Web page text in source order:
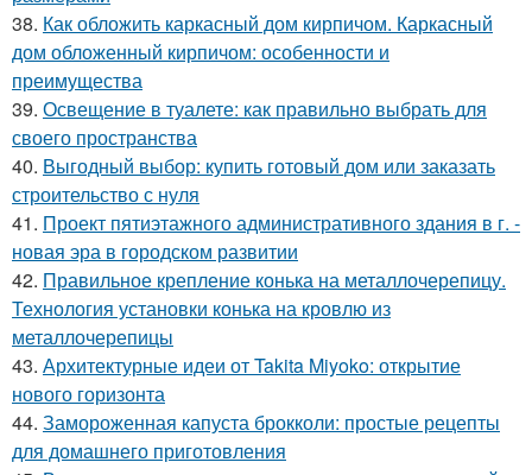
38. Как обложить каркасный дом кирпичом. Каркасный
дом обложенный кирпичом: особенности и
преимущества
39. Освещение в туалете: как правильно выбрать для
своего пространства
40. Выгодный выбор: купить готовый дом или заказать
строительство с нуля
41. Проект пятиэтажного административного здания в г. -
новая эра в городском развитии
42. Правильное крепление конька на металлочерепицу.
Технология установки конька на кровлю из
металлочерепицы
43. Архитектурные идеи от Takita Miyoko: открытие
нового горизонта
44. Замороженная капуста брокколи: простые рецепты
для домашнего приготовления